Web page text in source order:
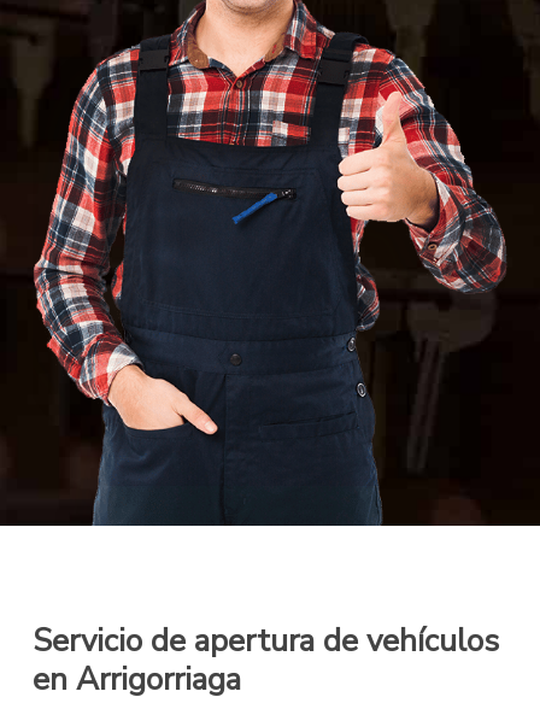
Servicio de apertura de vehículos
en Arrigorriaga